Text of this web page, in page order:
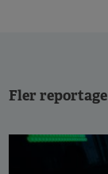
Fler reportage